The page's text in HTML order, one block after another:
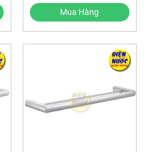
Mua Hàng